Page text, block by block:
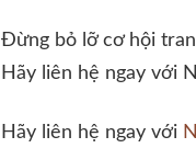
Đừng bỏ lỡ cơ hội
Hãy liên hệ ngay với
Hãy liên hệ ngay với